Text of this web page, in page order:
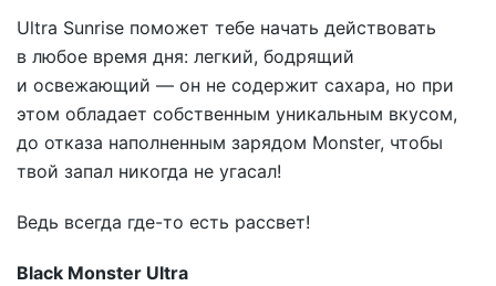
Ultra Sunrise поможет тебе начать действовать
в любое время дня: легкий, бодрящий
и освежающий — он не содержит сахара, но при
этом обладает собственным уникальным вкусом,
до отказа наполненным зарядом Monster, чтобы
твой запал никогда не угасал!
Ведь всегда где-то есть рассвет!
Black Monster Ultra